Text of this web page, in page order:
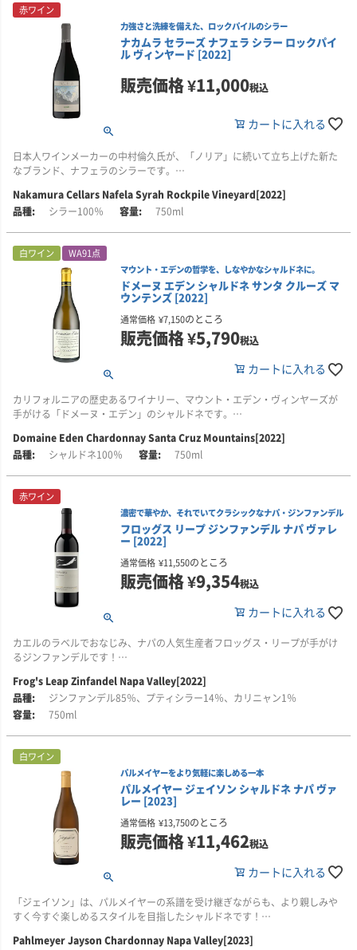
■このワインはこんな方におすすめ
・黒系果実の豊かな風味と、スパイスやロースト香が重なる赤ワインがお好
・力強い骨格がありながら、しなやかな酸ときめ細かなタンニンを備えたカ
ベルネ・ソーヴィニヨンをお探しの方
・ソノマ北部の山岳産地、ロックパイルAVAのワインを試してみたい方
・日本人ワインメーカーが手がける、新しいカリフォルニアのワインブラン
ドに興味のある方
赤ワイン
力強さと洗練を備えた、ロックパイルのシラー
ナカムラ セラーズ ナフェラ シラー ロックパイ
ル ヴィンヤード [2022]
販売価格¥11,000税込
カートに入れる
日本人ワインメーカーの中村倫久氏が、「ノリア」に続いて立ち上げた新た
なブランド、ナフェラのシラーです。
ブドウは、ソノマ・カウンティ北部のロックパイルAVAに位置する、標高約
610mのロックパイル・ヴィンヤードのものを使用。黒スグリやダークチェリ
山岳地帯らしい引き締まった骨格と上質なタンニンを備え、力強さがありな
がらも、洗練された艶やかな味わいに仕上がっています。
■このワインはこんな方におすすめ
・凝縮感のある果実味と、引き締まった骨格を備えたシラーがお好きな方
・黒系果実に、杉やコーヒー、キャラメルを思わせる複雑な風味を楽しみた
・カリフォルニアの山岳地帯らしい、力強さと洗練をあわせ持つ赤ワインを
・日本人醸造家が手がける、個性豊かなカリフォルニアワインに興味のある
方
Nakamura Cellars Nafela Syrah Rockpile Vineyard[2022]
シラー100％
750ml
白ワイン WA91点
マウント・エデンの哲学を、しなやかなシャルドネに。
ドメーヌ エデン シャルドネ サンタ クルーズ マ
ウンテンズ [2022]
通常価格 ¥7,150のところ
販売価格¥5,790税込
カートに入れる
カリフォルニアの歴史あるワイナリー、マウント・エデン・ヴィンヤーズが
手がける「ドメーヌ・エデン」のシャルドネです。
2022年は、ドメーヌ・エデンの自社畑のブドウを73％、マウント・エデンの
自社畑のブドウを27％使用。全量をフレンチオーク樽で発酵し、澱とともに
ストーンフルーツや柑橘、花を思わせる華やかな香りと、繊細でなめらかな
味わいが特徴。長い余韻には、バニラやキャラメルを思わせるニュアンスが
ほのかに感じられます。
マウント・エデンで受け継がれてきたワイン造りの考え方を背景に持ちなが
ら、若いうちからも楽しみやすい表情に仕上げられたシャルドネです。
■このワインはこんな方におすすめ
・ストーンフルーツや柑橘、花を思わせる香りのシャルドネがお好きな方
・なめらかな口当たりと、長く続く余韻を楽しみたい方
・マウント・エデンの哲学を受け継ぐ、サンタ・クルーズ・マウンテンズの
Domaine Eden Chardonnay Santa Cruz Mountains[2022]
シャルドネ100％
750ml
赤ワイン
濃密で華やか、それでいてクラシックなナパ・ジンファンデル
フロッグス リープ ジンファンデル ナパ ヴァレ
ー [2022]
通常価格 ¥11,550のところ
販売価格¥9,354税込
カートに入れる
カエルのラベルでおなじみ、ナパの人気生産者フロッグス・リープが手がけ
るジンファンデルです！
ジンファンデルに強い信念を持つフロッグ・スリープが、ナパでは希少にな
りつつあるこの品種を追求。素晴らしいブドウを生むセントヘレナの畑を中
心に造るこのワインは、華やかでフルーティでありながら洗練された佇まい
■ワインメーカー/ローリー・ウイリアムスのコメント
凝縮感のある赤や黒の果実に、乾燥した年ならではのほのかな温かみが加わ
っています。強く華やかなフローラルアロマがふわりと立ちのぼり、リッチ
で濃厚。普段よりもタンニンが豊かで、肉付きの良いジンファンデルといっ
た印象です。
その中でもナパ・ジンファンデルに自然と備わるオリーブやミネラルのニュ
アンスがしっかりと顔をのぞかせ、ワインにクラシックなバランスを与えて
個人的には、しっかり冷やした状態(約10℃)で飲むのが好み。花のような香
りと風味豊かな味わいが、より一層引き立ちます。
Frog's Leap Zinfandel Napa Valley[2022]
ジンファンデル85％、プティシラー14％、カリニャン1％
750ml
白ワイン
パルメイヤーをより気軽に楽しめる一本
パルメイヤー ジェイソン シャルドネ ナパ ヴァ
レー [2023]
通常価格 ¥13,750のところ
販売価格¥11,462税込
カートに入れる
「ジェイソン」は、パルメイヤーの系譜を受け継ぎながらも、より親しみや
すく今すぐ楽しめるスタイルを目指したシャルドネです！
■生産者のコメント
Pahlmeyer Jayson Chardonnay Napa Valley[2023]